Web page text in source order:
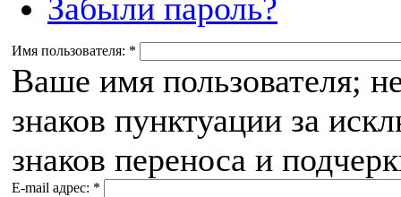
Забыли пароль?
Имя пользователя: *
Ваше имя пользователя;
знаков пунктуации за
знаков переноса и
E-mail адрес: *